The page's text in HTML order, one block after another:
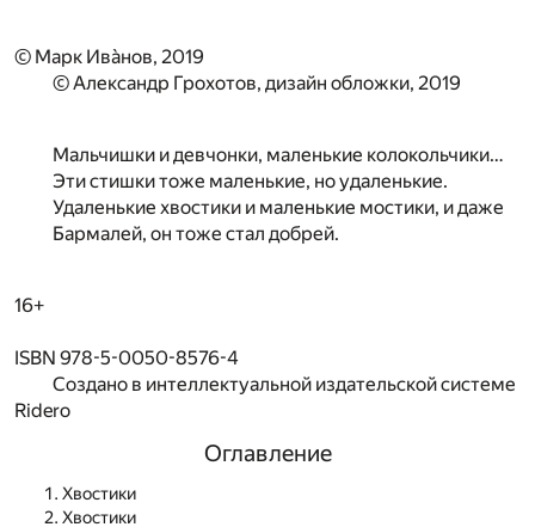
© Марк Ивàнов, 2019
© Александр Грохотов, дизайн обложки, 2019
Мальчишки и девчонки, маленькие колокольчики…
Эти стишки тоже маленькие, но удаленькие.
Удаленькие хвостики и маленькие мостики, и даже
Бармалей, он тоже стал добрей.
16+
ISBN 978-5-0050-8576-4
Создано в интеллектуальной издательской системе
Ridero
Оглавление
Хвостики
Хвостики